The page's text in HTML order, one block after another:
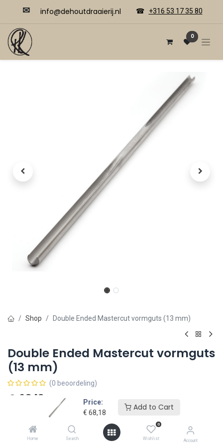
Price:
€ 68,18
Add to Cart
Home Search
0
Wishlist Account
✉ ​​info@dehoutdraaierij.nl ☎ +316 53 17 35 80
0
Shop Double Ended Mastercut vormguts (13 mm)
Double Ended Mastercut vormguts
(13 mm)
(0 beoordeling)
€ 68,18 Inclusief BTW